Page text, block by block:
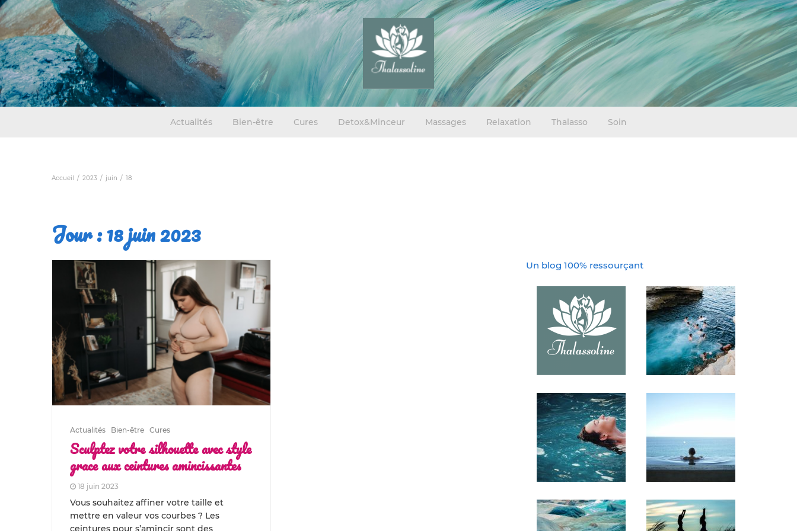
Actualités Bien-être Cures Detox&Minceur Massages Relaxation Thalasso Soin
Accueil 2023 juin 18
Jour :18 juin 2023
Actualités Bien-être Cures
Sculptez votre silhouette avec style
grace aux ceintures amincissantes
18 juin 2023
Vous souhaitez affiner votre taille et
mettre en valeur vos courbes ? Les
ceintures pour s’amincir sont des
Un blog 100% ressourçant